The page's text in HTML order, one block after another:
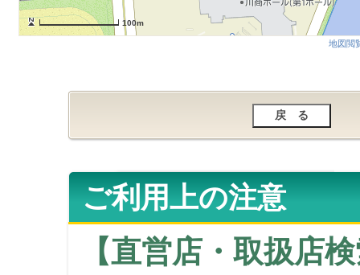
100m
地図閲
ご利用上の注意
【直営店・取扱店